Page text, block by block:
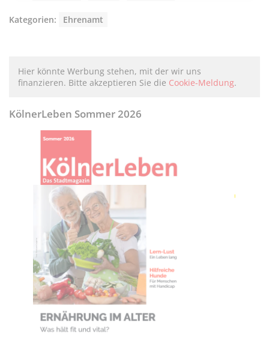
Kategorien: Ehrenamt
Hier könnte Werbung stehen, mit der wir uns
finanzieren. Bitte akzeptieren Sie die Cookie-Meldung.
KölnerLeben Sommer 2026